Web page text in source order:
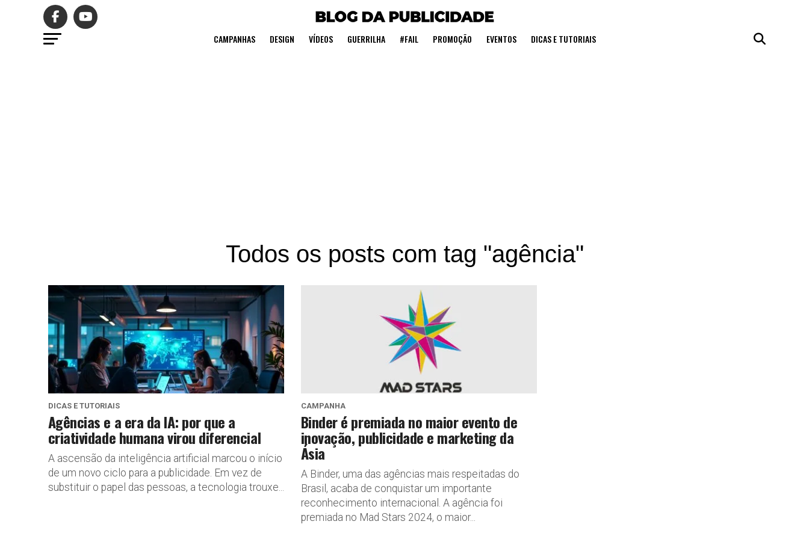
CAMPANHAS DESIGN VÍDEOS GUERRILHA #FAIL PROMOÇÃO EVENTOS DICAS E TUTORIAIS
Todos os posts com tag "agência"
DICAS E TUTORIAIS
Agências e a era da IA: por que a
criatividade humana virou diferencial
A ascensão da inteligência artificial marcou o início
de um novo ciclo para a publicidade. Em vez de
substituir o papel das pessoas, a tecnologia trouxe...
CAMPANHA
Binder é premiada no maior evento de
inovação, publicidade e marketing da
Ásia
A Binder, uma das agências mais respeitadas do
Brasil, acaba de conquistar um importante
reconhecimento internacional. A agência foi
premiada no Mad Stars 2024, o maior...